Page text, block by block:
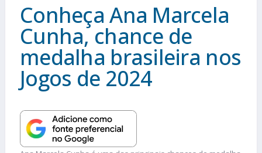
Conheça Ana Marcela
Cunha, chance de
medalha brasileira nos
Jogos de 2024